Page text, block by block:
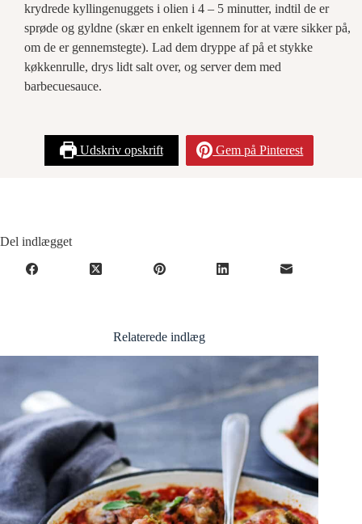
krydrede kyllingenuggets i olien i 4 – 5 minutter, indtil de er
sprøde og gyldne (skær en enkelt igennem for at være sikker på,
om de er gennemstegte). Lad dem dryppe af på et stykke
køkkenrulle, drys lidt salt over, og server dem med
barbecuesauce.
Udskriv opskrift Gem på Pinterest
Del indlægget
Relaterede indlæg